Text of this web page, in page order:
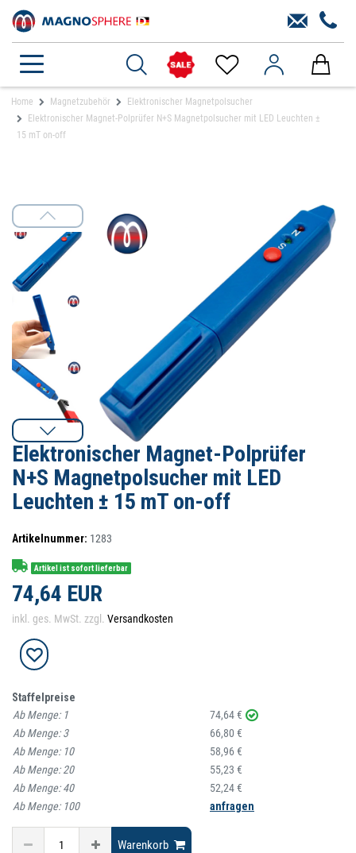
Home Magnetzubehör
Elektronischer Magnetpolsucher
Elektronischer Magnet-Polprüfer N+S Magnetpolsucher mit LED Leuchten ±
15 mT on-off
Elektronischer Magnet-Polprüfer
N+S Magnetpolsucher mit LED
Leuchten ± 15 mT on-off
Artikelnummer: 1283
Artikel ist sofort lieferbar
74,64 EUR
inkl. ges. MwSt. zzgl. Versandkosten
Staffelpreise
Ab Menge: 1
74,64 €
Ab Menge:3
66,80 €
Ab Menge: 10
58,96 €
Ab Menge:20
55,23 €
Ab Menge:40
52,24 €
Ab Menge: 100 anfragen
Warenkorb